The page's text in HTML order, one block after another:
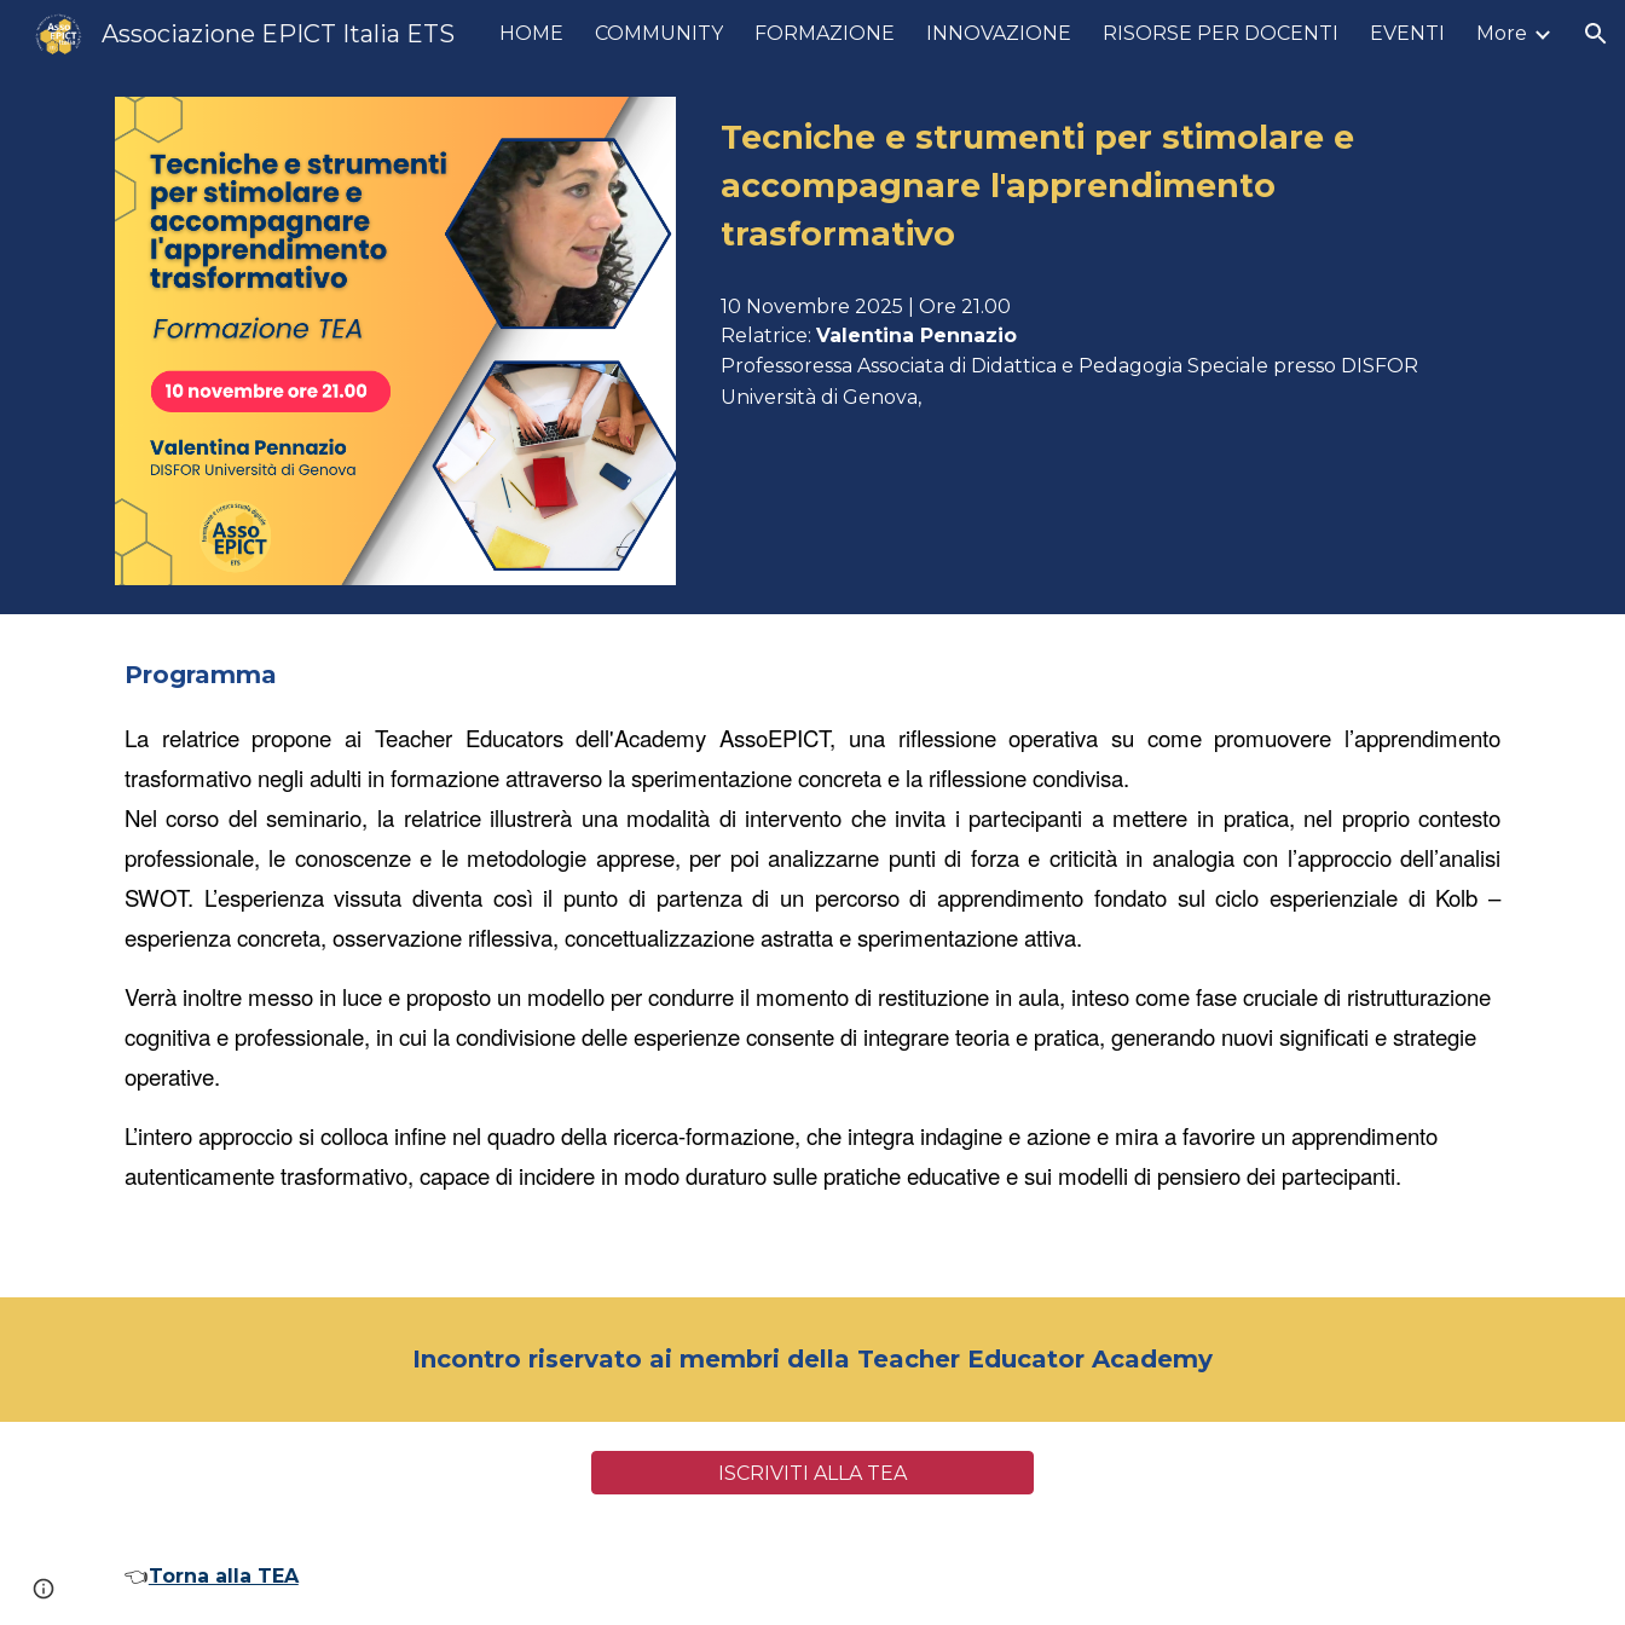
Skip to main content Skip to navigation
Associazione EPICT Italia ETS HOME COMMUNITY FORMAZIONE INNOVAZIONE RISORSE PER DOCENTI EVENTI More
Tecniche e strumenti per stimolare e
accompagnare l'apprendimento
trasformativo
10 Novembre 2025 | Ore 21.00
Relatrice:Valentina Pennazio
Professoressa Associata di Didattica e Pedagogia Speciale presso DISFOR
Università di Genova,
Programma
La relatrice propone ai Teacher Educators dell'Academy AssoEPICT, una riflessione operativa su come promuovere l’apprendimento
trasformativo negli adulti in formazione attraverso la sperimentazione concreta e la riflessione condivisa.
Nel corso del seminario, la relatrice illustrerà una modalità di intervento che invita i partecipanti a mettere in pratica, nel proprio contesto
professionale, le conoscenze e le metodologie apprese, per poi analizzarne punti di forza e criticità in analogia con l’approccio dell’analisi
SWOT. L’esperienza vissuta diventa così il punto di partenza di un percorso di apprendimento fondato sul ciclo esperienziale di Kolb –
esperienza concreta, osservazione riflessiva, concettualizzazione astratta e sperimentazione attiva.
Verrà inoltre messo in luce e proposto un modello per condurre il momento di restituzione in aula, inteso come fase cruciale di ristrutturazione
cognitiva e professionale, in cui la condivisione delle esperienze consente di integrare teoria e pratica, generando nuovi significati e strategie
operative.
L’intero approccio si colloca infine nel quadro della ricerca-formazione, che integra indagine e azione e mira a favorire un apprendimento
autenticamente trasformativo, capace di incidere in modo duraturo sulle pratiche educative e sui modelli di pensiero dei partecipanti.
Incontro riservato ai membri della Teacher Educator Academy
ISCRIVITI ALLA TEA
👈Torna alla TEA
Report abuse